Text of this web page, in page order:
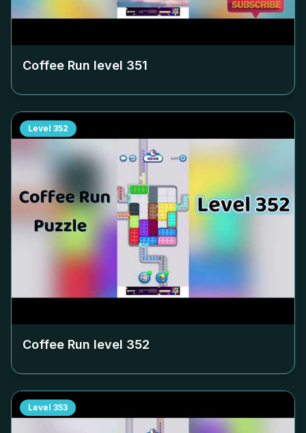
Coffee Run level 351
Level 352
Coffee Run level 352
Level 353